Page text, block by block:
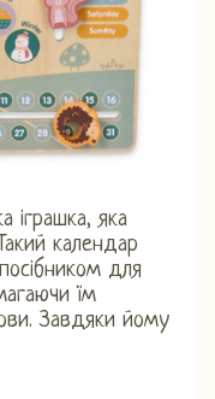
іграшка, яка
календар
для
їм
Завдяки йому